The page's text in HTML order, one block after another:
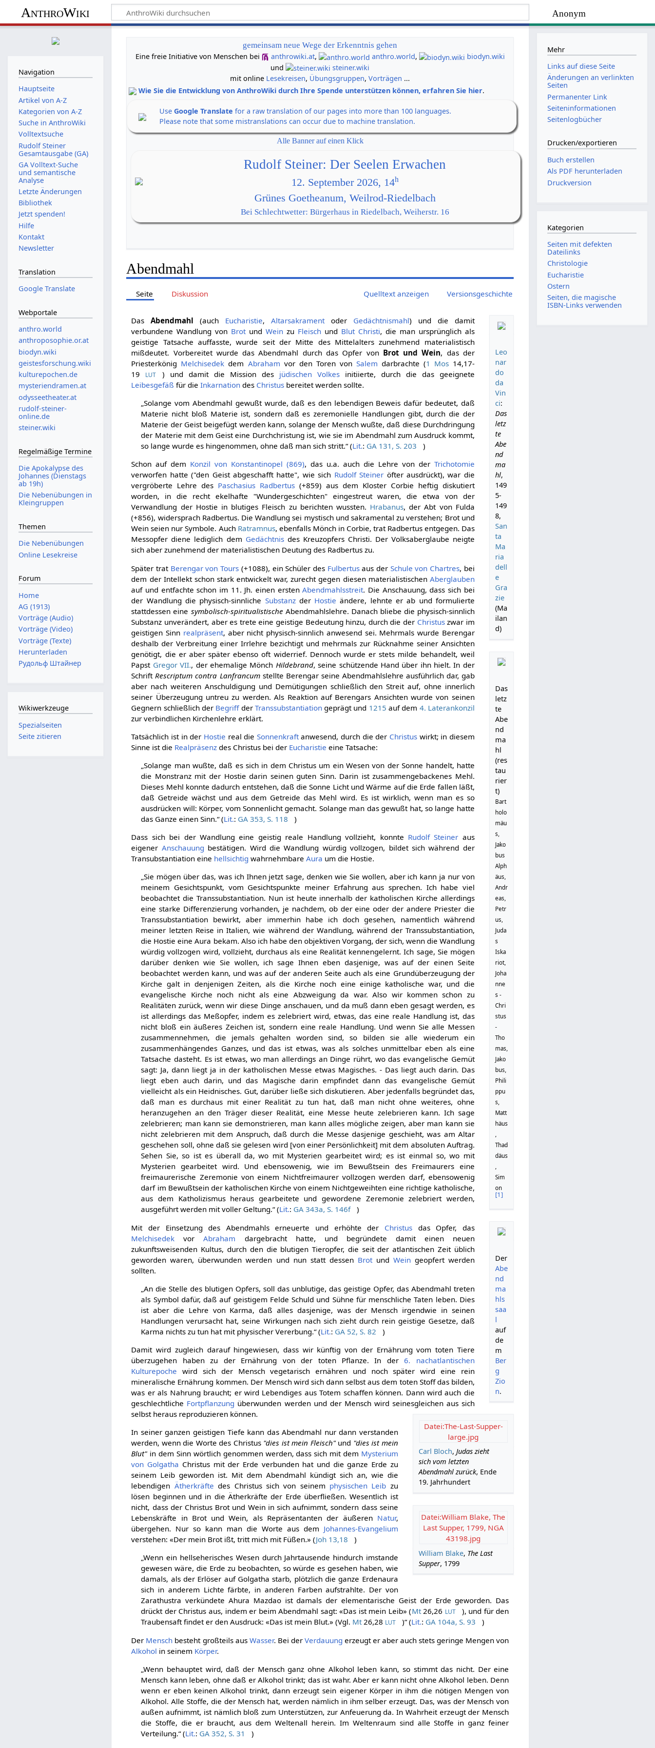
Anonym
AnthroWiki
gemeinsam neue Wege der Erkenntnis gehen
Eine freie Initiative von Menschen bei
anthrowiki.at, anthro.world,
biodyn.wiki
und
steiner.wiki
mit online Lesekreisen, Übungsgruppen,Vorträgen ...
Wie Sie die Entwicklung von AnthroWiki durch Ihre Spende unterstützen können, erfahren Sie hier.
UseGoogle Translate for a raw translation of our pages into more than 100 languages.
Please note that some mistranslations can occur due to machine translation.
Alle Banner auf einen Klick
Rudolf Steiner: Der Seelen Erwachen
12. September 2026, 14h
Grünes Goetheanum, Weilrod-Riedelbach
Bei Schlechtwetter: Bürgerhaus in Riedelbach, Weiherstr. 16
Abendmahl
Seite Diskussion Quelltext anzeigen Versionsgeschichte
Leo
nar
do
da
Vin
ci:
Das
letz
te
Abe
nd
ma
hl,
149
5-
149
8,
San
ta
Ma
ria
dell
e
Gra
zie
(Ma
ilan
d)
Das
letz
te
Abe
nd
ma
hl
(res
tau
rier
t)
Bart
holo
mäu
s,
Jako
bus
Alph
äus,
Andr
eas,
Petr
us,
Juda
s
Iska
riot,
Joha
nne
s -
Chri
stus
-
Tho
mas,
Jako
bus,
Phili
ppu
s,
Matt
häus
,
Thad
däus
,
Sim
on
[1]
Der
Abe
nd
ma
hls
saa
l
auf
de
m
Ber
g
Zio
n.
Datei:The-Last-Supper-
large.jpg
Carl Bloch,Judas zieht
sich vom letzten
Abendmahl zurück, Ende
19. Jahrhundert
DasAbendmahl (auch Eucharistie,Altarsakramentoder Gedächtnismahl) und die damit
verbundene Wandlung von BrotundWein zu Fleisch und Blut Christi, die man ursprünglich als
geistige Tatsache auffasste, wurde seit der Mitte des Mittelalters zunehmend materialistisch
mißdeutet. Vorbereitet wurde das Abendmahl durch das Opfer von Brot und Wein, das der
Priesterkönig Melchisedek dem Abraham vor den Toren von Salem darbrachte (1 Mos14,17-
19
LUT ) und damit die Mission des jüdischen Volkes initiierte, durch die das geeignete
Leibesgefäß für dieInkarnation des Christus bereitet werden sollte.
„Solange vom Abendmahl gewußt wurde, daß es den lebendigen Beweis dafür bedeutet, daß
Materie nicht bloß Materie ist, sondern daß es zeremonielle Handlungen gibt, durch die der
Materie der Geist beigefügt werden kann, solange der Mensch wußte, daß diese Durchdringung
der Materie mit dem Geist eine Durchchristung ist, wie sie im Abendmahl zum Ausdruck kommt,
so lange wurde es hingenommen, ohne daß man sich stritt.“ (Lit.: GA 131, S. 203
)
Schon auf dem Konzil von Konstantinopel (869), das u.a. auch die Lehre von der Trichotomie
verworfen hatte ("den Geist abgeschafft hatte", wie sich Rudolf Steiner öfter ausdrückt), war die
vergröberte Lehre des Paschasius Radbertus (+859) aus dem Kloster Corbie heftig diskutiert
worden, in die recht ekelhafte "Wundergeschichten" eingestreut waren, die etwa von der
Verwandlung der Hostie in blutiges Fleisch zu berichten wussten. Hrabanus, der Abt von Fulda
(+856), widersprach Radbertus. Die Wandlung sei mystisch und sakramental zu verstehen; Brot und
Wein seien nur Symbole. Auch Ratramnus, ebenfalls Mönch in Corbie, trat Radbertus entgegen. Das
Messopfer diene lediglich dem Gedächtnisdes Kreuzopfers Christi. Der Volksaberglaube neigte
sich aber zunehmend der materialistischen Deutung des Radbertus zu.
Später trat Berengar von Tours (+1088), ein Schüler des Fulbertusaus der Schule von Chartres, bei
dem der Intellekt schon stark entwickelt war, zurecht gegen diesen materialistischen Aberglauben
auf und entfachte schon im 11. Jh. einen erstenAbendmahlsstreit. Die Anschauung, dass sich bei
der Wandlung die physisch-sinnliche Substanzder Hostie ändere, lehnte er ab und formulierte
stattdessen eine symbolisch-spiritualistische Abendmahlslehre. Danach bliebe die physisch-sinnlich
Substanz unverändert, aber es trete eine geistige Bedeutung hinzu, durch die der Christuszwar im
geistigen Sinn realpräsent, aber nicht physisch-sinnlich anwesend sei. Mehrmals wurde Berengar
deshalb der Verbreitung einer Irrlehre bezichtigt und mehrmals zur Rücknahme seiner Ansichten
genötigt, die er aber später ebenso oft widerrief. Dennoch wurde er stets milde behandelt, weil
Papst Gregor VII., der ehemalige Mönch Hildebrand, seine schützende Hand über ihn hielt. In der
Schrift Rescriptum contra Lanfrancumstellte Berengar seine Abendmahlslehre ausführlich dar, gab
aber nach weiteren Anschuldigung und Demütigungen schließlich den Streit auf, ohne innerlich
seiner Überzeugung untreu zu werden. Als Reaktion auf Berengars Ansichten wurde von seinen
Gegnern schließlich der Begriffder Transsubstantiationgeprägt und 1215 auf dem 4. Laterankonzil
zur verbindlichen Kirchenlehre erklärt.
Tatsächlich ist in der Hostie real die Sonnenkraftanwesend, durch die der Christuswirkt; in diesem
Sinne ist die Realpräsenz des Christus bei der Eucharistie eine Tatsache:
„Solange man wußte, daß es sich in dem Christus um ein Wesen von der Sonne handelt, hatte
die Monstranz mit der Hostie darin seinen guten Sinn. Darin ist zusammengebackenes Mehl.
Dieses Mehl konnte dadurch entstehen, daß die Sonne Licht und Wärme auf die Erde fallen läßt,
daß Getreide wächst und aus dem Getreide das Mehl wird. Es ist wirklich, wenn man es so
ausdrücken will: Körper, vom Sonnenlicht gemacht. Solange man das gewußt hat, so lange hatte
das Ganze einen Sinn.“ (Lit.: GA 353, S. 118
)
Dass sich bei der Wandlung eine geistig reale Handlung vollzieht, konnte Rudolf Steiner aus
eigener Anschauung bestätigen. Wird die Wandlung würdig vollzogen, bildet sich während der
Transubstantiation eine hellsichtig wahrnehmbareAura um die Hostie.
„Sie mögen über das, was ich Ihnen jetzt sage, denken wie Sie wollen, aber ich kann ja nur von
meinem Gesichtspunkt, vom Gesichtspunkte meiner Erfahrung aus sprechen. Ich habe viel
beobachtet die Transsubstantiation. Nun ist heute innerhalb der katholischen Kirche allerdings
eine starke Differenzierung vorhanden, je nachdem, ob der eine oder der andere Priester die
Transsubstantiation bewirkt, aber immerhin habe ich doch gesehen, namentlich während
meiner letzten Reise in Italien, wie während der Wandlung, während der Transsubstantiation,
die Hostie eine Aura bekam. Also ich habe den objektiven Vorgang, der sich, wenn die Wandlung
würdig vollzogen wird, vollzieht, durchaus als eine Realität kennengelernt. Ich sage, Sie mögen
darüber denken wie Sie wollen, ich sage Ihnen eben dasjenige, was auf der einen Seite
beobachtet werden kann, und was auf der anderen Seite auch als eine Grundüberzeugung der
Kirche galt in denjenigen Zeiten, als die Kirche noch eine einige katholische war, und die
evangelische Kirche noch nicht als eine Abzweigung da war. Also wir kommen schon zu
Realitäten zurück, wenn wir diese Dinge anschauen, und da muß dann eben gesagt werden, es
ist allerdings das Meßopfer, indem es zelebriert wird, etwas, das eine reale Handlung ist, das
nicht bloß ein äußeres Zeichen ist, sondern eine reale Handlung. Und wenn Sie alle Messen
zusammennehmen, die jemals gehalten worden sind, so bilden sie alle wiederum ein
zusammenhängendes Ganzes, und das ist etwas, was als solches unmittelbar eben als eine
Tatsache dasteht. Es ist etwas, wo man allerdings an Dinge rührt, wo das evangelische Gemüt
sagt: Ja, dann liegt ja in der katholischen Messe etwas Magisches. - Das liegt auch darin. Das
liegt eben auch darin, und das Magische darin empfindet dann das evangelische Gemüt
vielleicht als ein Heidnisches. Gut, darüber ließe sich diskutieren. Aber jedenfalls begründet das,
daß man es durchaus mit einer Realität zu tun hat, daß man nicht ohne weiteres, ohne
heranzugehen an den Träger dieser Realität, eine Messe heute zelebrieren kann. Ich sage
zelebrieren; man kann sie demonstrieren, man kann alles mögliche zeigen, aber man kann sie
nicht zelebrieren mit dem Anspruch, daß durch die Messe dasjenige geschieht, was am Altar
geschehen soll, ohne daß sie gelesen wird [von einer Persönlichkeit] mit dem absoluten Auftrag.
Sehen Sie, so ist es überall da, wo mit Mysterien gearbeitet wird; es ist einmal so, wo mit
Mysterien gearbeitet wird. Und ebensowenig, wie im Bewußtsein des Freimaurers eine
freimaurerische Zeremonie von einem Nichtfreimaurer vollzogen werden darf, ebensowenig
darf im Bewußtsein der katholischen Kirche von einem Nichtgeweihten eine richtige katholische,
aus dem Katholizismus heraus gearbeitete und gewordene Zeremonie zelebriert werden,
ausgeführt werden mit voller Geltung.“ (Lit.: GA 343a, S. 146f )
Datei:William Blake, The
Last Supper, 1799, NGA
43198.jpg
William Blake, The Last
Supper, 1799
Mit der Einsetzung des Abendmahls erneuerte und erhöhte der Christusdas Opfer, das
Melchisedek vorAbraham dargebracht hatte, und begründete damit einen neuen
zukunftsweisenden Kultus, durch den die blutigen Tieropfer, die seit der atlantischen Zeit üblich
geworden waren, überwunden werden und nun statt dessen Brotund Weingeopfert werden
sollten.
„An die Stelle des blutigen Opfers, soll das unblutige, das geistige Opfer, das Abendmahl treten
als Symbol dafür, daß auf geistigem Felde Schuld und Sühne für menschliche Taten leben. Dies
ist aber die Lehre von Karma, daß alles dasjenige, was der Mensch irgendwie in seinen
Handlungen verursacht hat, seine Wirkungen nach sich zieht durch rein geistige Gesetze, daß
Karma nichts zu tun hat mit physischer Vererbung.“ (Lit.: GA 52, S. 82
)
Damit wird zugleich darauf hingewiesen, dass wir künftig von der Ernährung vom toten Tiere
überzugehen haben zu der Ernährung von der toten Pflanze. In der6. nachatlantischen
Kulturepoche wird sich der Mensch vegetarisch ernähren und noch später wird eine rein
mineralische Ernährung kommen. Der Mensch wird sich dann selbst aus dem toten Stoff das bilden,
was er als Nahrung braucht; er wird Lebendiges aus Totem schaffen können. Dann wird auch die
geschlechtliche Fortpflanzung überwunden werden und der Mensch wird seinesgleichen aus sich
selbst heraus reproduzieren können.
In seiner ganzen geistigen Tiefe kann das Abendmahl nur dann verstanden
werden, wenn die Worte des Christus "dies ist mein Fleisch"und "dies ist mein
Blut" in dem Sinn wörtlich genommen werden, dass sich mit dem Mysterium
von Golgatha Christus mit der Erde verbunden hat und die ganze Erde zu
seinem Leib geworden ist. Mit dem Abendmahl kündigt sich an, wie die
lebendigen Ätherkräfte des Christus sich von seinem physischen Leib zu
lösen beginnen und in die Ätherkräfte der Erde überfließen. Wesentlich ist
nicht, dass der Christus Brot und Wein in sich aufnimmt, sondern dass seine
Lebenskräfte in Brot und Wein, als Repräsentanten der äußeren Natur,
übergehen. Nur so kann man die Worte aus dem Johannes-Evangelium
verstehen: «Der mein Brot ißt, tritt mich mit Füßen.» (Joh 13,18
)
„Wenn ein hellseherisches Wesen durch Jahrtausende hindurch imstande
gewesen wäre, die Erde zu beobachten, so würde es gesehen haben, wie
damals, als der Erlöser auf Golgatha starb, plötzlich die ganze Erdenaura
sich in anderem Lichte färbte, in anderen Farben aufstrahlte. Der von
Zarathustra verkündete Ahura Mazdao ist damals der elementarische Geist der Erde geworden. Das
drückt der Christus aus, indem er beim Abendmahl sagt: «Das ist mein Leib» (Mt26,26 LUT
), und für den
Traubensaft findet er den Ausdruck: «Das ist mein Blut.» (Vgl. Mt26,28 LUT )“ (Lit.: GA 104a, S. 93
)
Der Mensch besteht großteils aus Wasser. Bei der Verdauung erzeugt er aber auch stets geringe Mengen von
Alkohol in seinem Körper.
„Wenn behauptet wird, daß der Mensch ganz ohne Alkohol leben kann, so stimmt das nicht. Der eine
Mensch kann leben, ohne daß er Alkohol trinkt; das ist wahr. Aber er kann nicht ohne Alkohol leben. Denn
wenn er eben keinen Alkohol trinkt, dann erzeugt sein eigener Körper in ihm die nötigen Mengen von
Alkohol. Alle Stoffe, die der Mensch hat, werden nämlich in ihm selber erzeugt. Das, was der Mensch von
außen aufnimmt, ist nämlich bloß zum Unterstützen, zur Anfeuerung da. In Wahrheit erzeugt der Mensch
die Stoffe, die er braucht, aus dem Weltenall herein. Im Weltenraum sind alle Stoffe in ganz feiner
Verteilung.“ (Lit.: GA 352, S. 31
)
Navigation
Hauptseite
Artikel von A-Z
Kategorien von A-Z
Suche in AnthroWiki
Volltextsuche
Rudolf Steiner
Gesamtausgabe (GA)
GA Volltext-Suche
und semantische
Analyse
Letzte Änderungen
Bibliothek
Jetzt spenden!
Hilfe
Kontakt
Newsletter
Translation
Google Translate
Webportale
anthro.world
anthroposophie.or.at
biodyn.wiki
geistesforschung.wiki
kulturepochen.de
mysteriendramen.at
odysseetheater.at
rudolf-steiner-
online.de
steiner.wiki
Regelmäßige Termine
Die Apokalypse des
Johannes (Dienstags
ab 19h)
Die Nebenübungen in
Kleingruppen
Themen
Die Nebenübungen
Online Lesekreise
Forum
Home
AG (1913)
Vorträge (Audio)
Vorträge (Video)
Vorträge (Texte)
Herunterladen
Рудольф Штайнер
Wikiwerkzeuge
Spezialseiten
Seite zitieren
Mehr
Links auf diese Seite
Änderungen an verlinkten
Seiten
Permanenter Link
Seiten­­informationen
Seitenlogbücher
Drucken/­exportieren
Buch erstellen
Als PDF herunterladen
Druckversion
Kategorien
Seiten mit defekten
Dateilinks
Christologie
Eucharistie
Ostern
Seiten, die magische
ISBN-Links verwenden